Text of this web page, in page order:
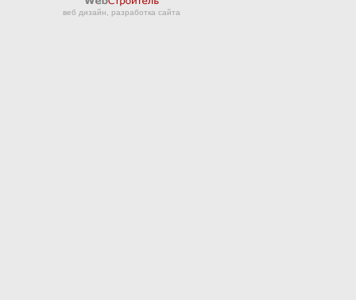
веб дизайн, разработка сайта